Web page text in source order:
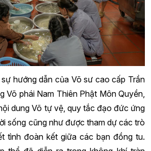
hướng dẫn của Võ sư cao cấp Trần
Võ phái Nam Thiên Phật Môn Quyền,
dung Võ tự vệ, quy tắc đạo đức ứng
sống cũng như được tham dự các trò
tình đoàn kết giữa các bạn đồng tu.